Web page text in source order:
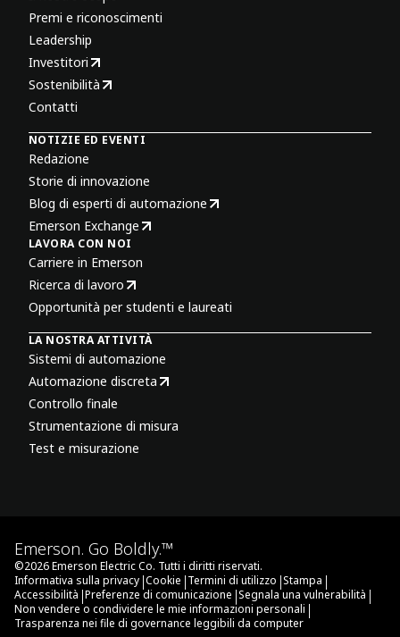
Premi e riconoscimenti
Leadership
Investitori
Sostenibilità
Contatti
NOTIZIE ED EVENTI
Redazione
Storie di innovazione
Blog di esperti di automazione
Emerson Exchange
LAVORA CON NOI
Carriere in Emerson
Ricerca di lavoro
Opportunità per studenti e laureati
LA NOSTRA ATTIVITÀ
Sistemi di automazione
Automazione discreta
Controllo finale
Strumentazione di misura
Test e misurazione
Emerson. Go Boldly.™
©2026Emerson Electric Co. Tutti i diritti riservati.
Informativa sulla privacy |Cookie |Termini di utilizzo |Stampa |
Accessibilità |Preferenze di comunicazione |Segnala una vulnerabilità |
Non vendere o condividere le mie informazioni personali |
Trasparenza nei file di governance leggibili da computer